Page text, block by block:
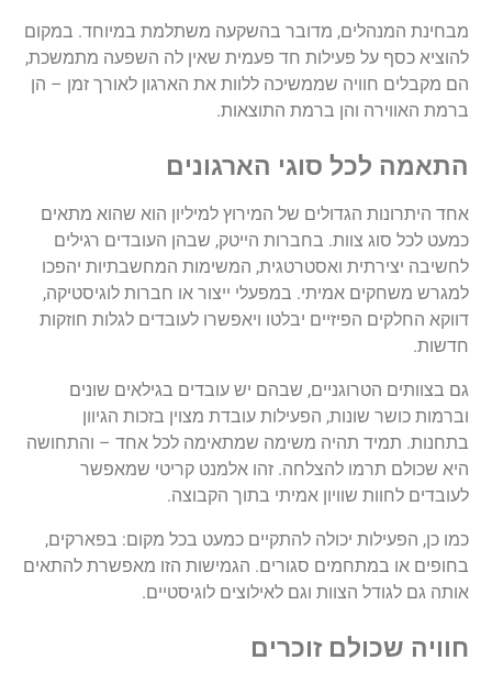
מבחינת המנהלים, מדובר בהשקעה משתלמת במיוחד. במקום
להוציא כסף על פעילות חד פעמית שאין לה השפעה מתמשכת,
הם מקבלים חוויה שממשיכה ללוות את הארגון לאורך זמן – הן
ברמת האווירה והן ברמת התוצאות.
התאמה לכל סוגי הארגונים
אחד היתרונות הגדולים של המירוץ למיליון הוא שהוא מתאים
כמעט לכל סוג צוות. בחברות הייטק, שבהן העובדים רגילים
לחשיבה יצירתית ואסטרטגית, המשימות המחשבתיות יהפכו
למגרש משחקים אמיתי. במפעלי ייצור או חברות לוגיסטיקה,
דווקא החלקים הפיזיים יבלטו ויאפשרו לעובדים לגלות חוזקות
חדשות.
גם בצוותים הטרוגניים, שבהם יש עובדים בגילאים שונים
וברמות כושר שונות, הפעילות עובדת מצוין בזכות הגיוון
בתחנות. תמיד תהיה משימה שמתאימה לכל אחד – והתחושה
היא שכולם תרמו להצלחה. זהו אלמנט קריטי שמאפשר
לעובדים לחוות שוויון אמיתי בתוך הקבוצה.
כמו כן, הפעילות יכולה להתקיים כמעט בכל מקום: בפארקים,
בחופים או במתחמים סגורים. הגמישות הזו מאפשרת להתאים
אותה גם לגודל הצוות וגם לאילוצים לוגיסטיים.
חוויה שכולם זוכרים